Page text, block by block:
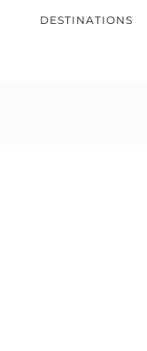
DESTINATIONS